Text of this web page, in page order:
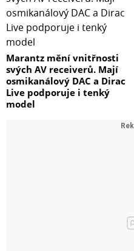
Marantz mění vnitřnosti
svých AV receiverů. Mají
osmikanálový DAC a Dirac
Live podporuje i tenký
model